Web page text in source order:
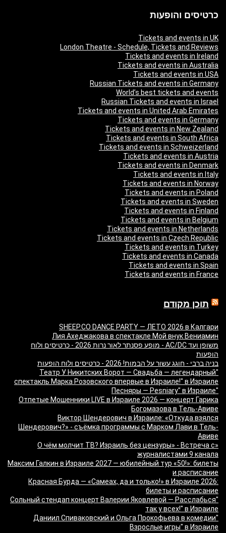
כרטיסים והופעות
Tickets and events in UK
London Theatre - Schedule, Tickets and Reviews
Tickets and events in Ireland
Tickets and events in Australia
Tickets and events in USA
Russian Tickets and events in Germany
World’s best tickets and events
Russian Tickets and events in Israel
Tickets and events in United Arab Emirates
Tickets and events in Germany
Tickets and events in New Zealand
Tickets and events in South Africa
Tickets and events in Schweizerland
Tickets and events in Austria
Tickets and events in Denmark
Tickets and events in Italy
Tickets and events in Norway
Tickets and events in Poland
Tickets and events in Sweden
Tickets and events in Finland
Tickets and events in Belgium
Tickets and events in Netherlands
Tickets and events in Czech Republic
Tickets and events in Turkey
Tickets and events in Canada
Tickets and events in Spain
Tickets and events in France
תוכן מקודם
SHEEP.CO DANCE PARTY — ЛЕТО 2026 в Калгари
Лия Ахеджакова в спектакле Мой внук Вениамин
משופן ועד AC/DC - מופע פסנתר לאור נרות 2026 - כרטיסים ולוח
הופעות
בניה ברבי - חוגג עשור על הבמות! 2026 - כרטיסים ולוח הופעות
"Театр У Никитских Ворот — Свадьба — легендарный
спектакль Марка Розовского впервые в Израиле!" в Израиле
"Песняры — Pesniary" в Израиле
Отпетые Мошенники LIVE в Израиле 2026 — концерт Гарика
Богомазова в Тель-Авиве
Виктор Шендерович в Израиле: «Откуда взялся
Шендерович?» - съёмка программы с Марком Лави в Тель-
Авиве
«О чём молчит ТВ? Израиль без цензуры» - Встреча с
журналистами 9 канала
Максим Галкин в Израиле 2027 — юбилейный тур «50!»: билеты
и расписание
Красная Бурда — «Самеах, да и только!» в Израиле 2026:
билеты и расписание
"Сольный стендап концерт Валерии Яковлевой — Расслабься
так у всех!" в Израиле
"Даниил Спиваковский и Ольга Прокофьева в комедии
Взрослые игры" в Израиле